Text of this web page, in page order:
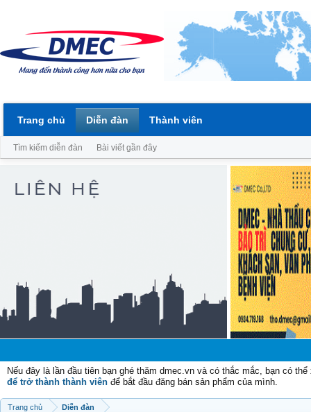
Nếu đây là lần đầu tiên bạn ghé thăm dmec.vn và có thắc mắc, bạn có
để trở thành thành viên để bắt đầu đăng bán sản phẩm của mình.
Trang chủ Diễn đàn
Trang chủ Diễn đàn
Tìm kiếm diễn đàn Bài viết gần đây
Thành viên